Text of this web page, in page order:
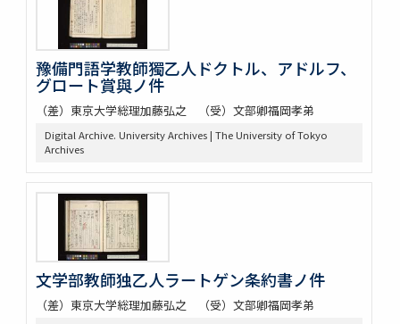
豫備門語学教師獨乙人ドクトル、アドルフ、
グロート賞與ノ件
（差）東京大学総理加藤弘之 （受）文部卿福岡孝弟
Digital Archive. University Archives | The University of Tokyo
Archives
文学部教師独乙人ラートゲン条約書ノ件
（差）東京大学総理加藤弘之 （受）文部卿福岡孝弟